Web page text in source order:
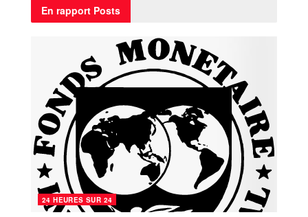
En rapport Posts
24 HEURES SUR 24